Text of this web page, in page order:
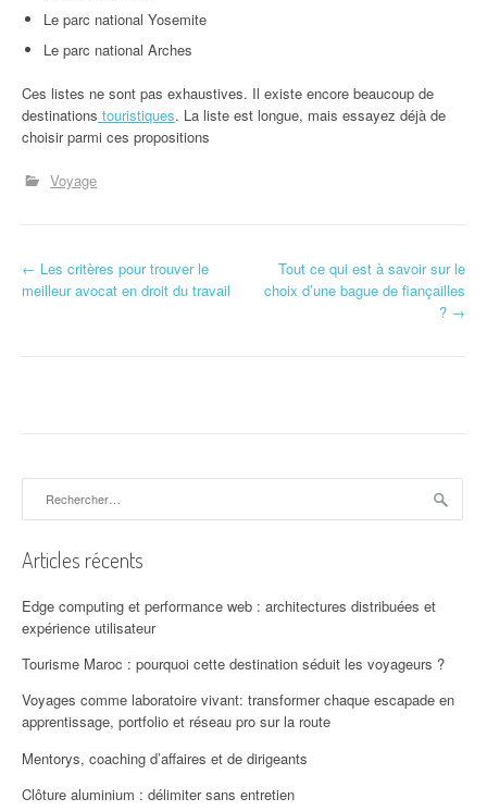
Le parc national Yosemite
Le parc national Arches
Ces listes ne sont pas exhaustives. Il existe encore beaucoup de
destinations touristiques. La liste est longue, mais essayez déjà de
choisir parmi ces propositions
Voyage
N
a
t
i
o
n
d
'
a
r
← Les critères pour trouver le
meilleur avocat en droit du travail
Tout ce qui est à savoir sur le
choix d’une bague de fiançailles
? →
Articles récents
Edge computing et performance web : architectures distribuées et
expérience utilisateur
Tourisme Maroc : pourquoi cette destination séduit les voyageurs ?
Voyages comme laboratoire vivant: transformer chaque escapade en
apprentissage, portfolio et réseau pro sur la route
Mentorys, coaching d’affaires et de dirigeants
Clôture aluminium : délimiter sans entretien